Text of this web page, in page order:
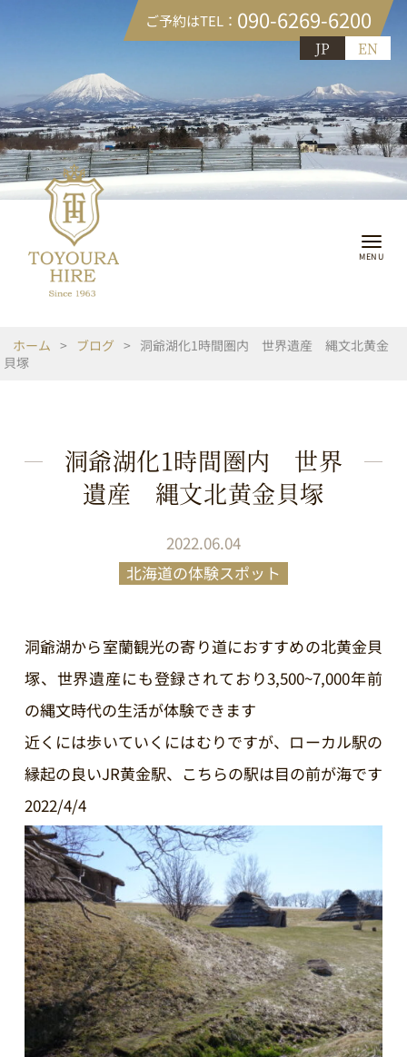
ご予約はTEL： 090-6269-6200
JP EN
ホーム > ブログ > 洞爺湖化1時間圏内 世界遺産 縄文北黄金
貝塚
洞爺湖化1時間圏内 世界
遺産 縄文北黄金貝塚
2022.06.04
北海道の体験スポット
洞爺湖から室蘭観光の寄り道におすすめの北黄金貝
塚、世界遺産にも登録されており3,500~7,000年前
の縄文時代の生活が体験できます
近くには歩いていくにはむりですが、ローカル駅の
縁起の良いJR黄金駅、こちらの駅は目の前が海です
2022/4/4